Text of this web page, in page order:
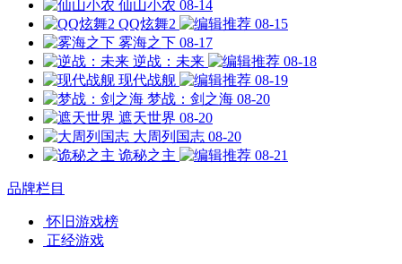
仙山小农 08-14
QQ炫舞2
08-15
雾海之下 08-17
逆战：未来
08-18
现代战舰
08-19
梦战：剑之海 08-20
遮天世界 08-20
大周列国志 08-20
诡秘之主
08-21
品牌栏目
怀旧游戏榜
正经游戏